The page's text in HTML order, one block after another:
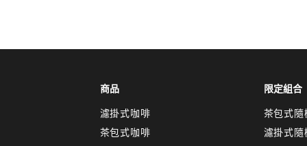
商品
濾掛式咖啡
茶包式咖啡
限定組合
茶包式
濾掛式